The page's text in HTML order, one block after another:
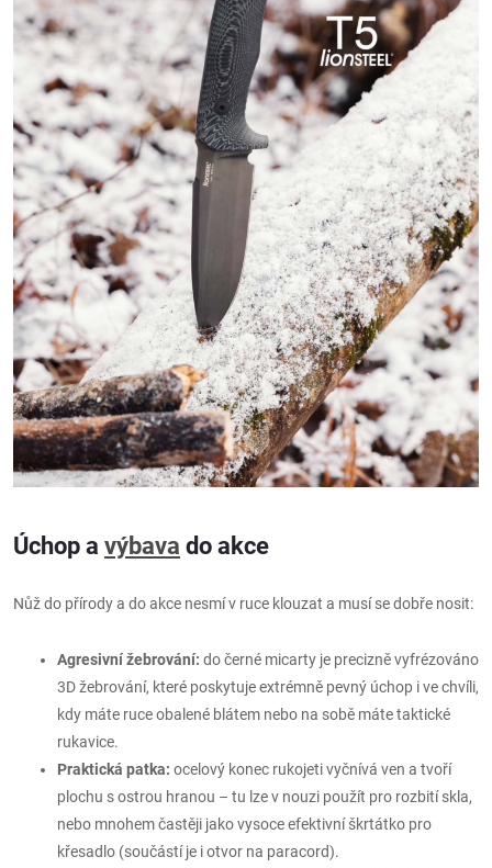
Úchop a výbava do akce
Nůž do přírody a do akce nesmí v ruce klouzat a musí se dobře nosit:
Agresivní žebrování: do černé micarty je precizně vyfrézováno
3D žebrování, které poskytuje extrémně pevný úchop i ve chvíli,
kdy máte ruce obalené blátem nebo na sobě máte taktické
rukavice.
Praktická patka: ocelový konec rukojeti vyčnívá ven a tvoří
plochu s ostrou hranou – tu lze v nouzi použít pro rozbití skla,
nebo mnohem častěji jako vysoce efektivní škrtátko pro
křesadlo (součástí je i otvor na paracord).